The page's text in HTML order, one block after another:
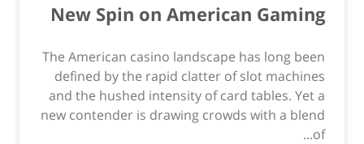
New Spin on American Gaming
The American casino landscape has long been
defined by the rapid clatter of slot machines
and the hushed intensity of card tables. Yet a
new contender is drawing crowds with a blend
of...